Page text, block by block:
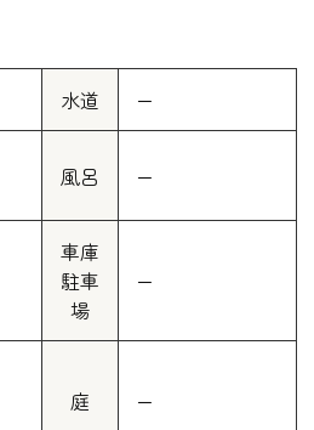
水道 ー
風呂 ー
車庫
駐車
場
ー
庭 ー